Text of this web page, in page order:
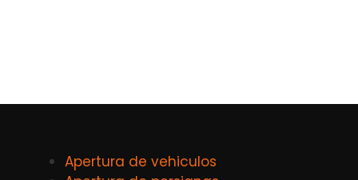
Apertura de vehiculos